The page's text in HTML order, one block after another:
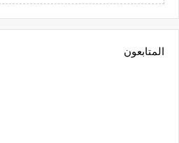
المتابعون